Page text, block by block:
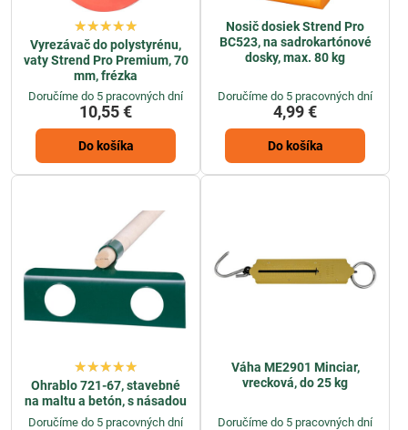
Vyrezávač do polystyrénu,
vaty Strend Pro Premium, 70
mm, frézka
Doručíme do 5 pracovných dní
10,55 €
Do košíka
Nosič dosiek Strend Pro
BC523, na sadrokartónové
dosky, max. 80 kg
Doručíme do 5 pracovných dní
4,99 €
Do košíka
Ohrablo 721-67, stavebné
na maltu a betón, s násadou
Doručíme do 5 pracovných dní
Váha ME2901 Minciar,
vrecková, do 25 kg
Doručíme do 5 pracovných dní